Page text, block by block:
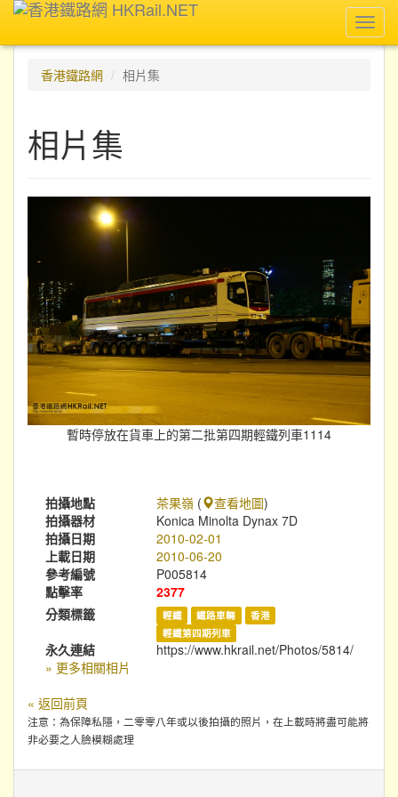
香港鐵路網
相片集
相片集
暫時停放在貨車上的第二批第四期輕鐵列車1114
拍攝地點 茶果嶺 ( 查看地圖)
拍攝器材
Konica Minolta Dynax 7D
拍攝日期
2010-02-01
上載日期
2010-06-20
參考編號
P005814
點擊率
2377
分類標籤
輕鐵 鐵路車輛
香港
輕鐵第四期列車
永久連結
https://www.hkrail.net/Photos/5814/
» 更多相關相片
« 返回前頁
注意：為保障私隱，二零零八年或以後拍攝的照片，在上載時將盡可能將
非必要之人臉模糊處理